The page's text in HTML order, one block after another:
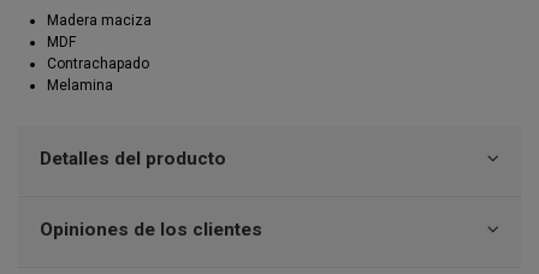
Madera maciza
MDF
Contrachapado
Melamina
Detalles del producto
Opiniones de los clientes